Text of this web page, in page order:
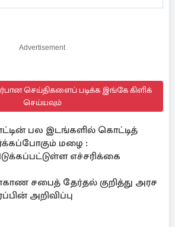
Advertisement
செய்திகளைப் படிக்க இங்கே கிளிக்
செய்யவும்
பல இடங்களில் கொட்டித்
மழை :
எச்சரிக்கை
சபைத் தேர்தல் குறித்து அரச
அறிவிப்பு